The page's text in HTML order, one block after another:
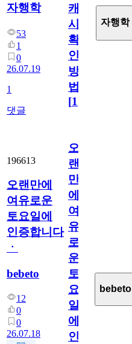
자행학
53
1
0
26.07.19
1
댓글
캐
시
확
인
방
법
[1]
자행학
196613
오랜만에
여유로운
토요일에
인증합니다
ㆍ
bebeto
12
0
0
26.07.18
오
랜
만
에
여
유
로
운
토
요
일
에
인
bebeto